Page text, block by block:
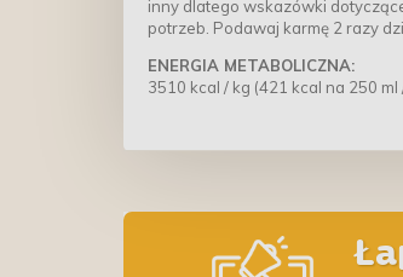
inny dlatego wskazówki
potrzeb. Podawaj karmę 2 razy
ENERGIA METABOLICZNA:
3510 kcal / kg (421 kcal na 250 ml